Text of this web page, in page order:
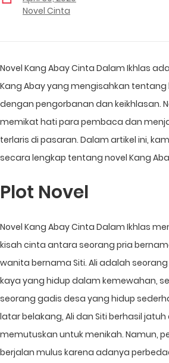
Novel Cinta
Novel Kang Abay Cinta Dalam Ikhlas
Kang Abay yang mengisahkan
dengan pengorbanan dan keikhlasan.
memikat hati para pembaca dan
terlaris di pasaran. Dalam artikel ini,
secara lengkap tentang novel Kang
Plot Novel
Novel Kang Abay Cinta Dalam Ikhlas
kisah cinta antara seorang pria
wanita bernama Siti. Ali adalah
kaya yang hidup dalam kemewahan,
seorang gadis desa yang hidup
latar belakang, Ali dan Siti berhasil
memutuskan untuk menikah. Namun,
berjalan mulus karena adanya